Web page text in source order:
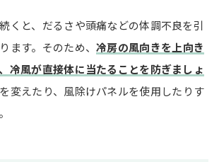
くと、だるさや頭痛などの体調不良を引
ます。そのため、冷房の風向きを上向き
冷風が直接体に当たることを防ぎましょ
変えたり、風除けパネルを使用したりす